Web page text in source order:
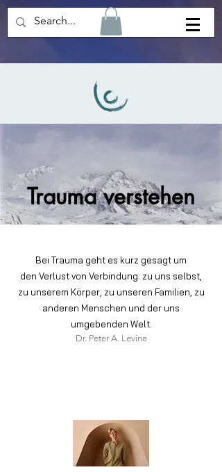
Trauma verstehen
Bei Trauma geht es kurz gesagt um
den Verlust von Verbindung: zu uns selbst,
zu unserem Körper, zu unseren Familien, zu
anderen Menschen und der uns
umgebenden Welt.
Dr. Peter A. Levine